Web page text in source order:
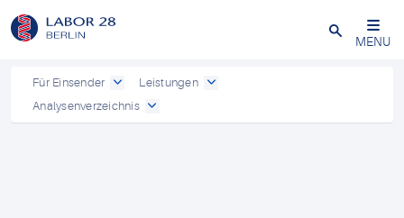
Schließen
MENU
Für Einsender
Leistungen
Analysenverzeichnis